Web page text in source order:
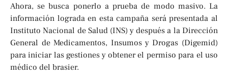
Ahora, se busca ponerlo a prueba de modo masivo. La
información lograda en esta campaña será presentada al
Instituto Nacional de Salud (INS) y después a la Dirección
General de Medicamentos, Insumos y Drogas (Digemid)
para iniciar las gestiones y obtener el permiso para el uso
médico del brasier.